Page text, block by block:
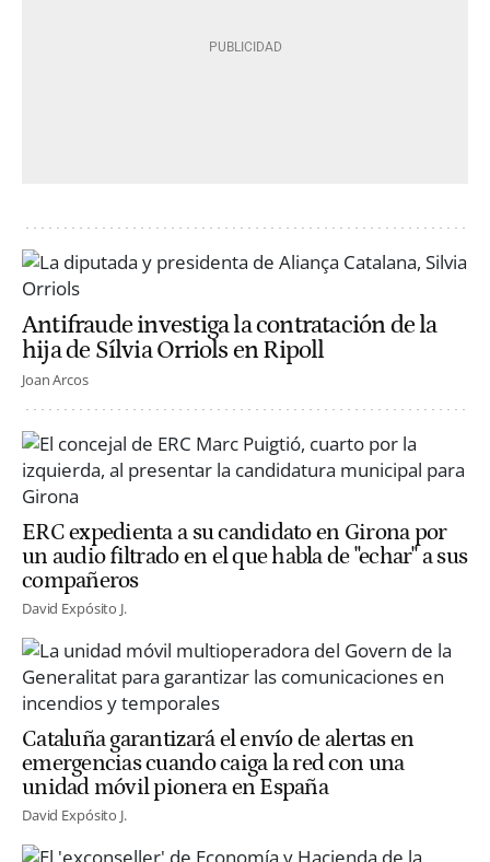
Antifraude investiga la contratación de la
hija de Sílvia Orriols en Ripoll
Joan Arcos
ERC expedienta a su candidato en Girona por
un audio filtrado en el que habla de "echar" a sus
compañeros
David Expósito J.
Cataluña garantizará el envío de alertas en
emergencias cuando caiga la red con una
unidad móvil pionera en España
David Expósito J.